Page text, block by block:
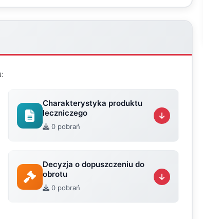
Charakterystyka produktu
leczniczego
0 pobrań
Decyzja o dopuszczeniu do
obrotu
0 pobrań